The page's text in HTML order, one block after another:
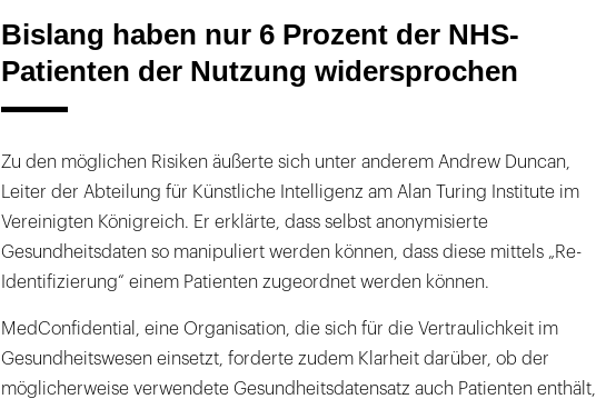
Bislang haben nur 6 Prozent der NHS-
Patienten der Nutzung widersprochen
Zu den möglichen Risiken äußerte sich unter anderem Andrew Duncan,
Leiter der Abteilung für Künstliche Intelligenz am Alan Turing Institute im
Vereinigten Königreich. Er erklärte, dass selbst anonymisierte
Gesundheitsdaten so manipuliert werden können, dass diese mittels „Re-
Identifizierung“ einem Patienten zugeordnet werden können.
MedConfidential, eine Organisation, die sich für die Vertraulichkeit im
Gesundheitswesen einsetzt, forderte zudem Klarheit darüber, ob der
möglicherweise verwendete Gesundheitsdatensatz auch Patienten enthält,